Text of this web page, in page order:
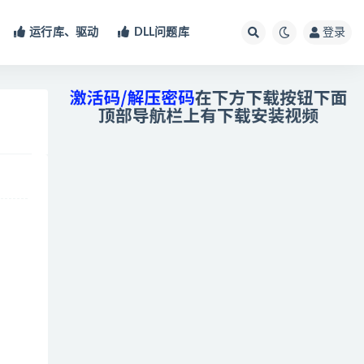
运行库、驱动 DLL问题库 登录